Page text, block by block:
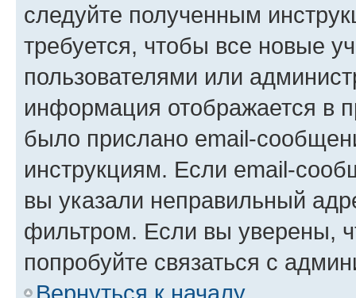
следуйте полученным
требуется, чтобы все новые
пользователями или
информация отображается в
было прислано email-
инструкциям. Если email-
вы указали неправильный
фильтром. Если вы уверены,
попробуйте связаться с
Вернуться к началу